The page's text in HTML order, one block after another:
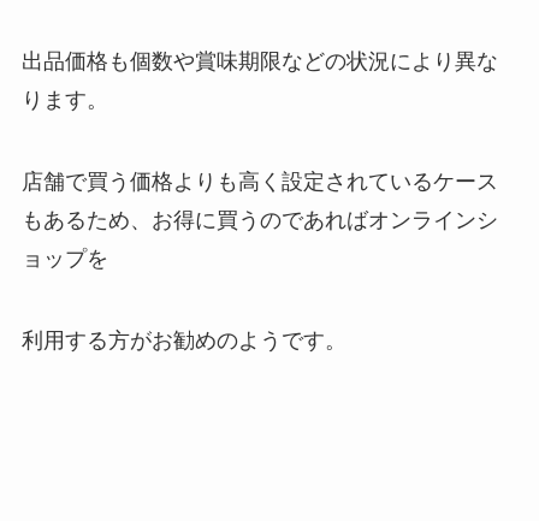
出品価格も個数や賞味期限などの状況により異な
ります。
店舗で買う価格よりも高く設定されているケース
もあるため、お得に買うのであればオンラインシ
ョップを
利用する方がお勧めのようです。